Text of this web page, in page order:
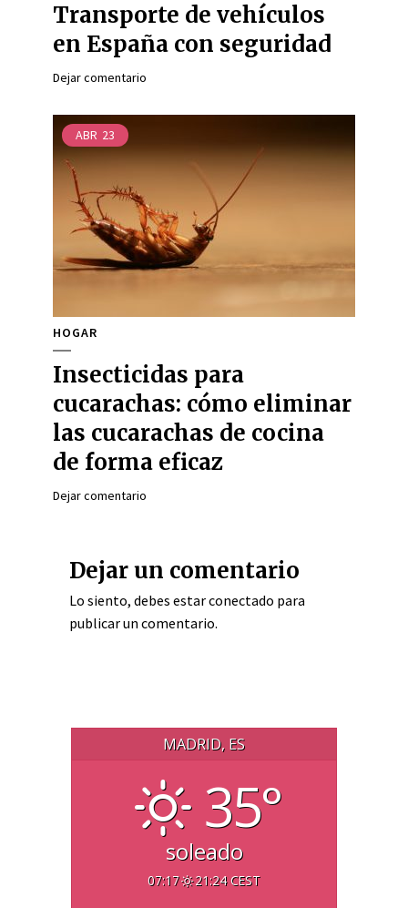
Transporte de vehículos
en España con seguridad
Dejar comentario
ABR 23
HOGAR
Insecticidas para
cucarachas: cómo eliminar
las cucarachas de cocina
de forma eficaz
Dejar comentario
Dejar un comentario
Lo siento, debes estarconectado para
publicar un comentario.
MADRID, ES
35°
soleado
07:17 21:24 CEST